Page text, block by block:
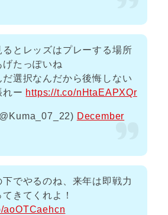
るとレッズはプレーする場所
たっぽいね
だ選択なんだから後悔しない
れー https://t.co/nHtaEAPXQr
December
でやるのね、来年は即戦力
きてくれよ！
aoOTCaehcn